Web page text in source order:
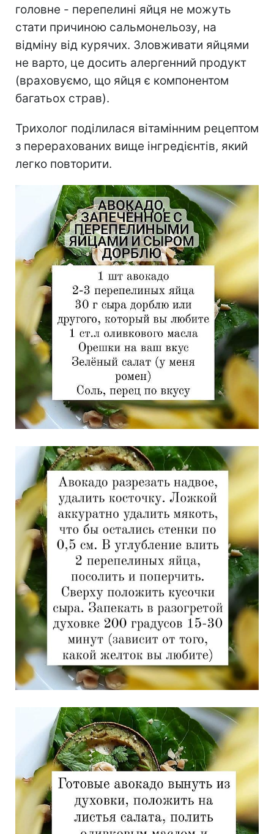
головне - перепелині яйця не можуть
стати причиною сальмонельозу, на
відміну від курячих. Зловживати яйцями
не варто, це досить алергенний продукт
(враховуємо, що яйця є компонентом
багатьох страв).
Трихолог поділилася вітамінним рецептом
з перерахованих вище інгредієнтів, який
легко повторити.